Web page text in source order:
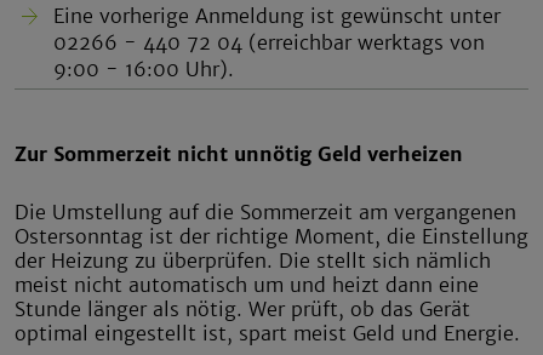
Eine vorherige Anmeldung ist gewünscht unter
02266 - 440 72 04 (erreichbar werktags von
9:00 - 16:00 Uhr).
Zur Sommerzeit nicht unnötig Geld verheizen
Die Umstellung auf die Sommerzeit am vergangenen
Ostersonntag ist der richtige Moment, die Einstellung
der Heizung zu überprüfen. Die stellt sich nämlich
meist nicht automatisch um und heizt dann eine
Stunde länger als nötig. Wer prüft, ob das Gerät
optimal eingestellt ist, spart meist Geld und Energie.